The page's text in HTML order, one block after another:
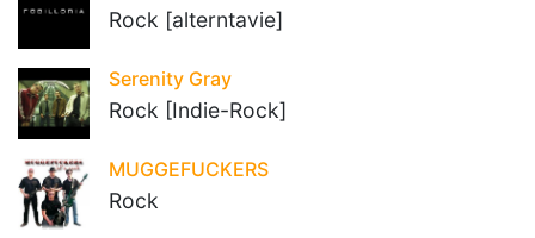
Rock [alterntavie]
Serenity Gray
Rock [Indie-Rock]
MUGGEFUCKERS
Rock